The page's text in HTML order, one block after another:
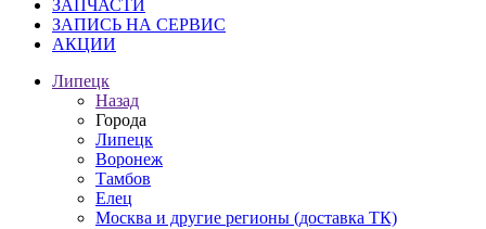
ЗАПЧАСТИ
ЗАПИСЬ НА СЕРВИС
АКЦИИ
Липецк
Назад
Города
Липецк
Воронеж
Тамбов
Елец
Москва и другие регионы (доставка ТК)